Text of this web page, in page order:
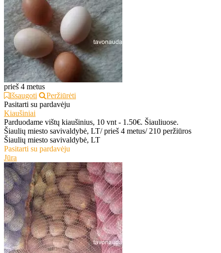
prieš 4 metus
Išsaugoti
Peržiūrėti
Pasitarti su pardavėju
Kiaušiniai
Parduodame vištų kiaušinius, 10 vnt - 1.50€. Šiauliuose.
Šiaulių miesto savivaldybė, LT/ prieš 4 metus/ 210 peržiūros
Šiaulių miesto savivaldybė, LT
Pasitarti su pardavėju
Jūra